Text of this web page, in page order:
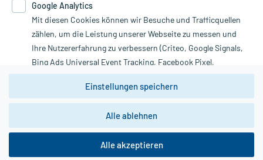
Therapien eingeleitet werden können. | Diese Webseite benutzt
Google Analytics. Lesen Sie bitte dazu die wichtigen Hinweise in
unserer Datenschutzerklärung. Für den Widerruf einer Bestellung
nutzen Sie das Formular:
Vertrag widerrufen
*Hinweise zu unseren Aktionen und Bewertungen
copyright @ 2026 Roland Helle e.K. - Versandapotheke - Alle Rechte vorbehalten
Google Analytics
Mit diesen Cookies können wir Besuche und Trafficquellen
zählen, um die Leistung unserer Webseite zu messen und
Ihre Nutzererfahrung zu verbessern (Criteo, Google Signals,
Bing Ads Universal Event Tracking, Facebook Pixel,
Youtube-Social Plugin).
Wir weisen darauf hin, dass die
zwingend den Europäischen Anforderungen gem. EU-
DSGVO genügen und ein Datentransfer in Drittstaaten bzw.
Daten dort verarbeitet werden, kann nicht geprüft und
nachvollzogen werden.
Einstellungen speichern
Alle ablehnen
Alle akzeptieren